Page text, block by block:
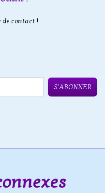
contact !
S'ABONNER